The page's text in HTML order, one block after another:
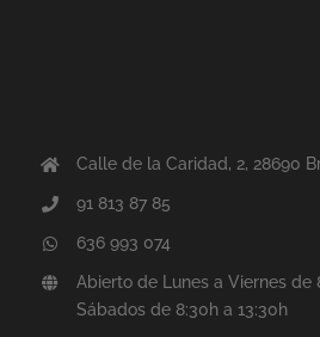
Calle de la Caridad, 2, 28690
91 813 87 85
636 993 074
Abierto de Lunes a Viernes de
Sábados de 8:30h a 13:30h